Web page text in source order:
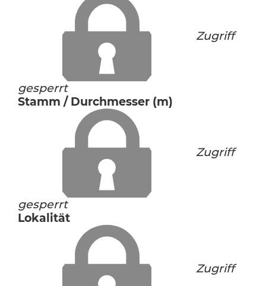
Zugriff
gesperrt
Stamm / Durchmesser (m)
Zugriff
gesperrt
Lokalität
Zugriff